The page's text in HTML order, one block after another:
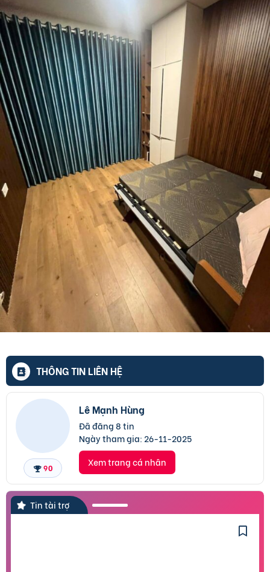
THÔNG TIN LIÊN HỆ
90
Lê Mạnh Hùng
Đã đăng 8 tin
Ngày tham gia: 26-11-2025
Xem trang cá nhân
Tin tài trợ